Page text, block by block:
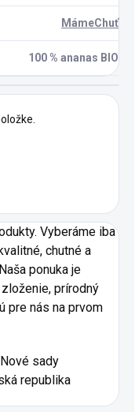
MámeChuť
100 % ananas BIO
Vyberáme iba
chutné a
ponuka je
prírodný
pre nás na prvom
sady
republika